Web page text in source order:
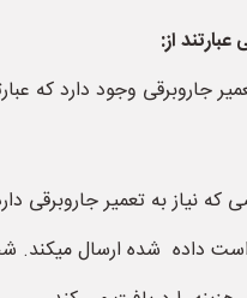
از:
جاروبرقی وجود دارد که
نیاز به تعمیر جاروبرقی
داده شده ارسال میکند.